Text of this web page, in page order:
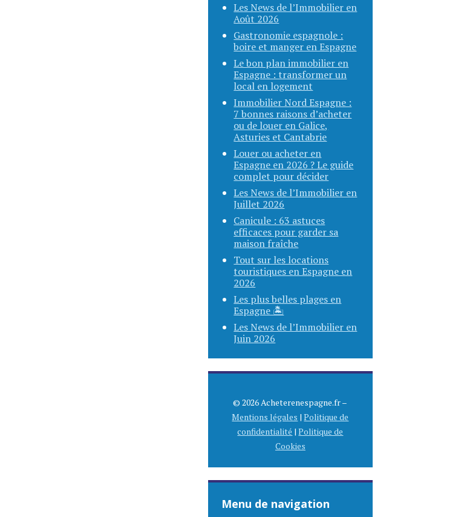
Les News de l’Immobilier en
Août 2026
Gastronomie espagnole :
boire et manger en Espagne
Le bon plan immobilier en
Espagne : transformer un
local en logement
Immobilier Nord Espagne :
7 bonnes raisons d’acheter
ou de louer en Galice,
Asturies et Cantabrie
Louer ou acheter en
Espagne en 2026 ? Le guide
complet pour décider
Les News de l’Immobilier en
Juillet 2026
Canicule : 63 astuces
efficaces pour garder sa
maison fraîche
Tout sur les locations
touristiques en Espagne en
2026
Les plus belles plages en
Espagne 🏝️
Les News de l’Immobilier en
Juin 2026
© 2026 Acheterenespagne.fr –
Mentions légales |Politique de
confidentialité |Politique de
Cookies
Menu de navigation